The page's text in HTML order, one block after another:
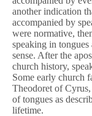
another indication
accompanied by
were normative,
speaking in
sense. After the
church history,
Some early church
Theodoret of
of tongues as
lifetime.